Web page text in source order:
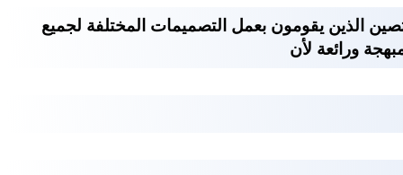
الذين يقومون بعمل التصميمات المختلفة لجميع
ورائعة لأن